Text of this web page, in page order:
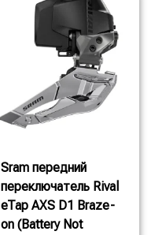
Sram передний
переключатель Rival
eTap AXS D1 Braze-
on (Battery Not